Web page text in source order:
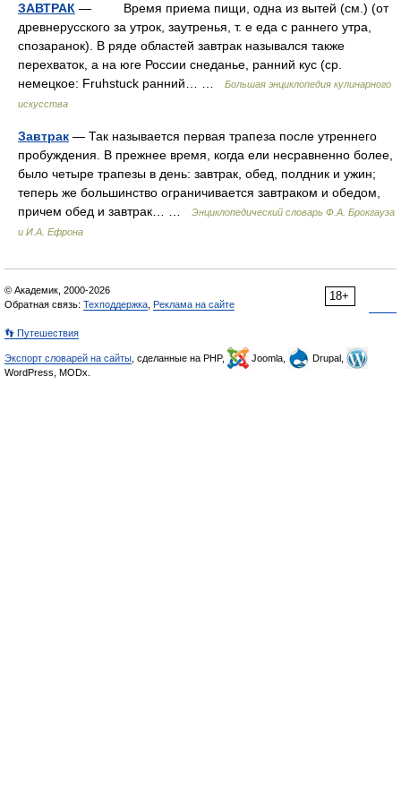
ЗАВТРАК — Время приема пищи, одна из вытей (см.) (от
древнерусского за утрок, заутренья, т. е еда с раннего утра,
спозаранок). В ряде областей завтрак назывался также
перехваток, а на юге России снеданье, ранний кус (ср.
немецкое: Fruhstuck ранний… …
Большая энциклопедия кулинарного
искусства
Завтрак — Так называется первая трапеза после утреннего
пробуждения. В прежнее время, когда ели несравненно более,
было четыре трапезы в день: завтрак, обед, полдник и ужин;
теперь же большинство ограничивается завтраком и обедом,
причем обед и завтрак… …
Энциклопедический словарь Ф.А. Брокгауза
и И.А. Ефрона
18+
© Академик, 2000-2026
Обратная связь: Техподдержка Реклама на сайте
👣 Путешествия
Экспорт словарей на сайты , сделанные на PHP, Joomla,
Drupal,
WordPress, MODx.